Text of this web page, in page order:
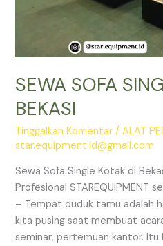
SEWA SOFA
BEKASI
Tinggalkan Komentar /ALAT
star.equipment.id@gmail.com
Sewa Sofa Single Kotak di
Profesional STAREQUIPMENT
– Tempat duduk tamu adalah
kita pusing saat membuat
seminar, pertemuan kantor. Itu